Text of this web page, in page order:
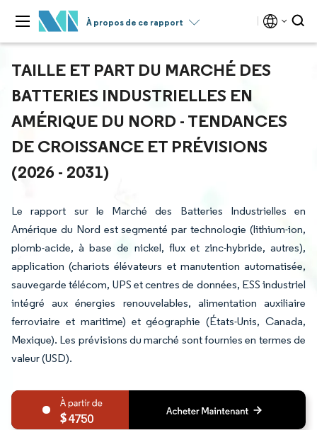
À propos de ce rapport
TAILLE ET PART DU MARCHÉ DES
BATTERIES INDUSTRIELLES EN
AMÉRIQUE DU NORD - TENDANCES
DE CROISSANCE ET PRÉVISIONS
(2026 - 2031)
Le rapport sur le Marché des Batteries Industrielles en
Amérique du Nord est segmenté par technologie (lithium-ion,
plomb-acide, à base de nickel, flux et zinc-hybride, autres),
application (chariots élévateurs et manutention automatisée,
sauvegarde télécom, UPS et centres de données, ESS industriel
intégré aux énergies renouvelables, alimentation auxiliaire
ferroviaire et maritime) et géographie (États-Unis, Canada,
Mexique). Les prévisions du marché sont fournies en termes de
valeur (USD).
4750